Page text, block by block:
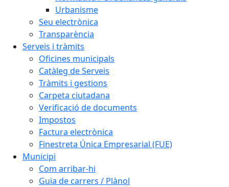
Urbanisme
Seu electrònica
Transparència
Serveis i tràmits
Oficines municipals
Catàleg de Serveis
Tràmits i gestions
Carpeta ciutadana
Verificació de documents
Impostos
Factura electrònica
Finestreta Única Empresarial (FUE)
Municipi
Com arribar-hi
Guia de carrers / Plànol